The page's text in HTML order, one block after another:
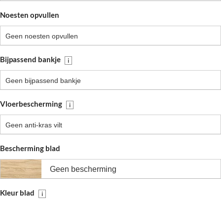
Noesten opvullen
Geen noesten opvullen
Bijpassend bankje i
Geen bijpassend bankje
Vloerbescherming i
Geen anti-kras vilt
Bescherming blad
Geen bescherming
Kleur blad i